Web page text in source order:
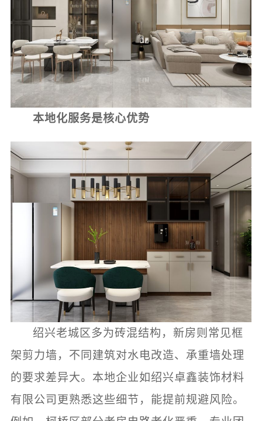
本地化服务是核心优势
绍兴老城区多为砖混结构，新房则常见框
架剪力墙，不同建筑对水电改造、承重墙处理
的要求差异大。本地企业如绍兴卓鑫装饰材料
有限公司更熟悉这些细节，能提前规避风险。